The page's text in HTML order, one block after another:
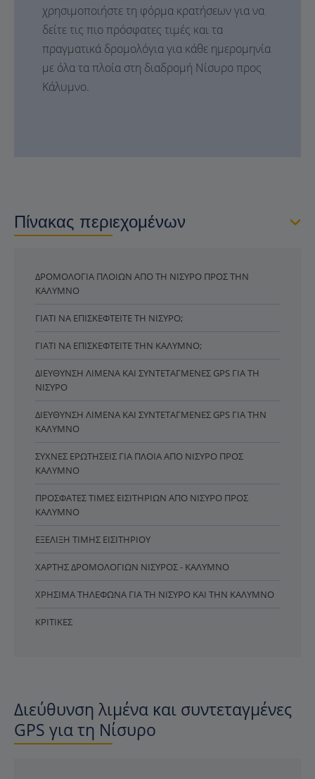
χρησιμοποιήστε τη φόρμα κρατήσεων για να
δείτε τις πιο πρόσφατες τιμές και τα
πραγματικά δρομολόγια για κάθε ημερομηνία
με όλα τα πλοία στη διαδρομή Νίσυρο προς
Κάλυμνο.
Πίνακας περιεχομένων
ΔΡΟΜΟΛΌΓΙΑ ΠΛΟΊΩΝ ΑΠΌ ΤΗ ΝΊΣΥΡΟ ΠΡΟΣ ΤΗΝ
ΚΆΛΥΜΝΟ
ΓΙΑΤΊ ΝΑ ΕΠΙΣΚΕΦΤΕΊΤΕ ΤΗ ΝΊΣΥΡΟ;
ΓΙΑΤΊ ΝΑ ΕΠΙΣΚΕΦΤΕΊΤΕ ΤΗΝ ΚΆΛΥΜΝΟ;
ΔΙΕΎΘΥΝΣΗ ΛΙΜΈΝΑ ΚΑΙ ΣΥΝΤΕΤΑΓΜΈΝΕΣ GPS ΓΙΑ ΤΗ
ΝΊΣΥΡΟ
ΔΙΕΎΘΥΝΣΗ ΛΙΜΈΝΑ ΚΑΙ ΣΥΝΤΕΤΑΓΜΈΝΕΣ GPS ΓΙΑ ΤΗΝ
ΚΆΛΥΜΝΟ
ΣΥΧΝΈΣ ΕΡΩΤΉΣΕΙΣ ΓΙΑ ΠΛΟΊΑ ΑΠΌ ΝΊΣΥΡΟ ΠΡΟΣ
ΚΆΛΥΜΝΟ
ΠΡΌΣΦΑΤΕΣ ΤΙΜΈΣ ΕΙΣΙΤΗΡΊΩΝ ΑΠΌ ΝΊΣΥΡΟ ΠΡΟΣ
ΚΆΛΥΜΝΟ
ΕΞΈΛΙΞΗ ΤΙΜΉΣ ΕΙΣΙΤΗΡΊΟΥ
ΧΆΡΤΗΣ ΔΡΟΜΟΛΟΓΊΩΝ ΝΊΣΥΡΟΣ - ΚΆΛΥΜΝΟ
ΧΡΉΣΙΜΑ ΤΗΛΈΦΩΝΑ ΓΙΑ ΤΗ ΝΊΣΥΡΟ ΚΑΙ ΤΗΝ ΚΆΛΥΜΝΟ
ΚΡΙΤΙΚΈΣ
Διεύθυνση λιμένα και συντεταγμένες
GPS για τη Νίσυρο